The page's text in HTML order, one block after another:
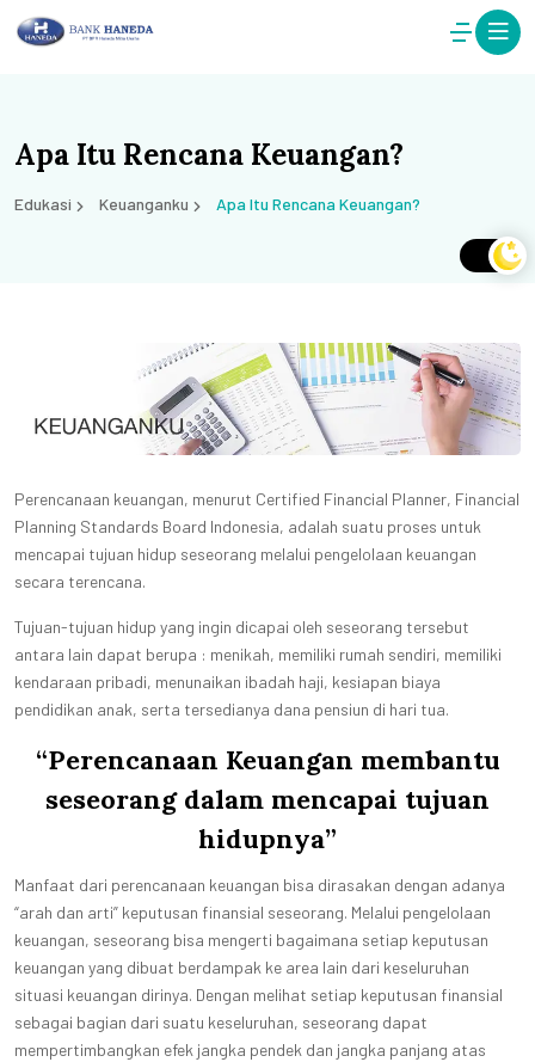
Apa Itu Rencana Keuangan?
Edukasi Keuanganku Apa Itu Rencana Keuangan?
Perencanaan keuangan, menurut Certified Financial Planner, Financial
Planning Standards Board Indonesia, adalah suatu proses untuk
mencapai tujuan hidup seseorang melalui pengelolaan keuangan
secara terencana.
Tujuan-tujuan hidup yang ingin dicapai oleh seseorang tersebut
antara lain dapat berupa : menikah, memiliki rumah sendiri, memiliki
kendaraan pribadi, menunaikan ibadah haji, kesiapan biaya
pendidikan anak, serta tersedianya dana pensiun di hari tua.
“Perencanaan Keuangan membantu
seseorang dalam mencapai tujuan
hidupnya”
Manfaat dari perencanaan keuangan bisa dirasakan dengan adanya
“arah dan arti” keputusan finansial seseorang. Melalui pengelolaan
keuangan, seseorang bisa mengerti bagaimana setiap keputusan
keuangan yang dibuat berdampak ke area lain dari keseluruhan
situasi keuangan dirinya. Dengan melihat setiap keputusan finansial
sebagai bagian dari suatu keseluruhan, seseorang dapat
mempertimbangkan efek jangka pendek dan jangka panjang atas